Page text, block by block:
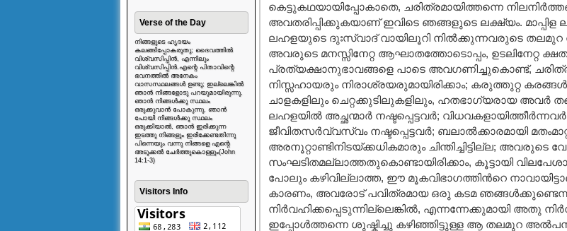
Verse of the Day
നിങ്ങളുടെ ഹൃദയം
കലങ്ങിപ്പോകരുതു; ദൈവത്തിൽ
വിശ്വസിപ്പിൻ, എന്നിലും
വിശ്വസിപ്പിൻ.എന്റെ പിതാവിന്റെ
ഭവനത്തിൽ അനേകം
വാസസ്ഥലങ്ങൾ ഉണ്ടു; ഇല്ലെങ്കിൽ
ഞാൻ നിങ്ങളോടു പറയുമായിരുന്നു.
ഞാൻ നിങ്ങൾക്കു സ്ഥലം
ഒരുക്കുവാൻ പോകുന്നു. ഞാൻ
പോയി നിങ്ങൾക്കു സ്ഥലം
ഒരുക്കിയാൽ, ഞാൻ ഇരിക്കുന്ന
ഇടത്തു നിങ്ങളും ഇരിക്കേണ്ടതിന്നു
പിന്നെയും വന്നു നിങ്ങളെ എന്റെ
അടുക്കൽ ചേർത്തുകൊള്ളും(John
14:1-3)
Visitors Info
കെട്ടുകഥയായിപ്പോകാതെ, ചരിത്രമായിത്തന്നെ
അവതരിപ്പിക്കുകയാണ് ഇവിടെ ഞങ്ങളുടെ ലക്ഷ്യം. മാപ്പിള
ലഹളയുടെ ദുഃസ്വാദ് വായിലൂറി നില്‍ക്കുന്നവരുടെ തലമുറ
അവരുടെ മനസ്സിനേറ്റ ആഘാതത്തോടൊപ്പം, ഉടലിനേറ്റ
പ്രത്യക്ഷാനുഭാവങ്ങളെ പാടെ അവഗണിച്ചുകൊണ്ട്,
നിസ്സഹായരും നിരാശ്രയരുമായിരിക്കാം; കരുത്തുറ്റ കരങ്ങള്‍
ചാളകളിലും ചെറ്റക്കുടിലുകളിലും, ഹതഭാഗ്യരായ അവര്‍
ലഹളയില്‍ അച്ഛന്മാര്‍ നഷ്ടപ്പെട്ടവര്‍;
ജീവിതസര്‍വ്വസ്വം നഷ്ടപ്പെട്ടവര്‍; ബലാല്‍ക്കാരമായി
അരനൂറ്റാണ്ടിനിടയ്ക്കധികമാരും ചിന്തിച്ചിട്ടില്ല; അവരുടെ
സംഘടിതമല്ലാത്തതുകൊണ്ടായിരിക്കാം, കൂട്ടായി
പോലും കഴിവില്ലാത്ത, ഈ മൂകവിഭാഗത്തിന്‍റെ
കാരണം, അവരോട് പവിത്രമായ ഒരു കടമ
നിര്‍വഹിക്കപ്പെടുന്നില്ലെങ്കില്‍, എന്നന്നേക്കുമായി അതു
ഇപ്പോള്‍ത്തന്നെ ശുഷ്കിച്ചു കഴിഞ്ഞിട്ടുള്ള ആ തലമുറ